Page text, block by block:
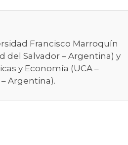
Francisco Marroquín
del Salvador – Argentina) y
y Economía (UCA –
Argentina).